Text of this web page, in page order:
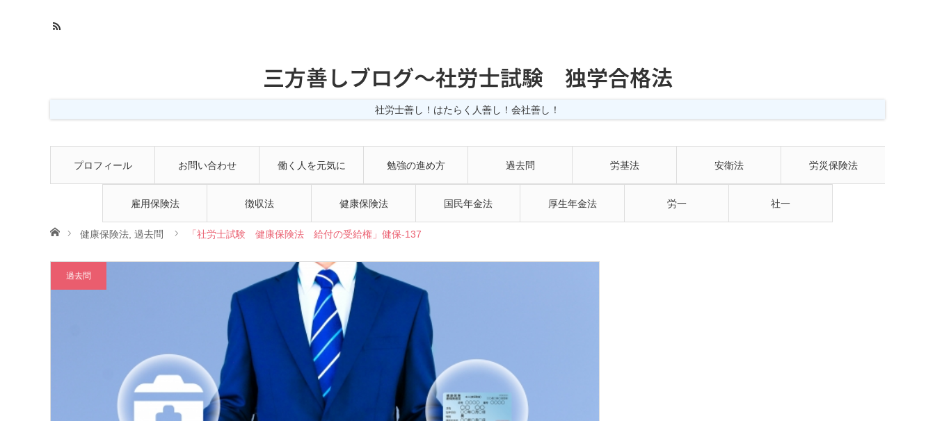
三方善しブログ〜社労士試験 独学合格法
社労士善し！はたらく人善し！会社善し！
プロフィール お問い合わせ 働く人を元気に 勉強の進め方 過去問 労基法 安衛法 労災保険法
雇用保険法 徴収法 健康保険法 国民年金法 厚生年金法 労一 社一
ホーム健康保険法 過去問 「社労士試験 健康保険法 給付の受給権」健保-137
過去問